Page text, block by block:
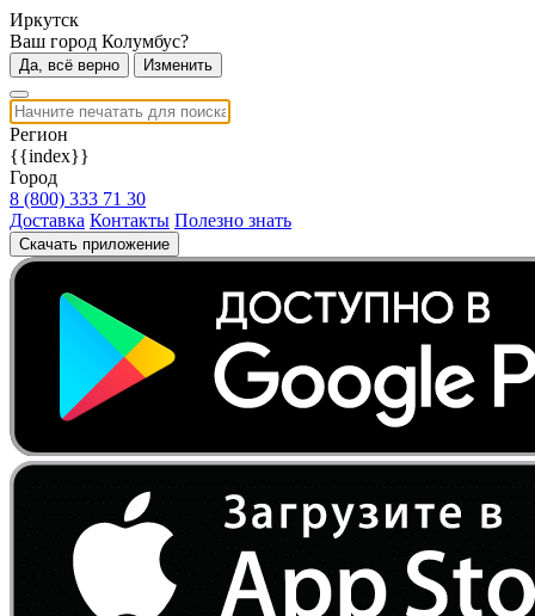
Иркутск
Ваш город Колумбус?
Да, всё верно Изменить
Регион
{{index}}
Город
8 (800) 333 71 30
Доставка Контакты Полезно знать
Скачать приложение